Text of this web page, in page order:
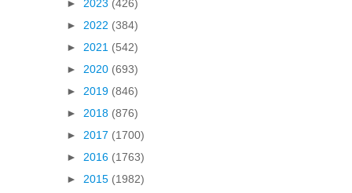
► 2023 (426)
► 2022 (384)
► 2021 (542)
► 2020 (693)
► 2019 (846)
► 2018 (876)
► 2017 (1700)
► 2016 (1763)
► 2015 (1982)